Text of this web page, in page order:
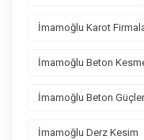
İmamoğlu Karot
İmamoğlu Beton
İmamoğlu Beton
İmamoğlu Derz Kesim